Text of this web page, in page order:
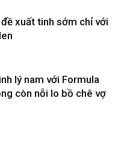
xuất tinh sớm chỉ với
lý nam với Formula
còn nỗi lo bồ chê vợ